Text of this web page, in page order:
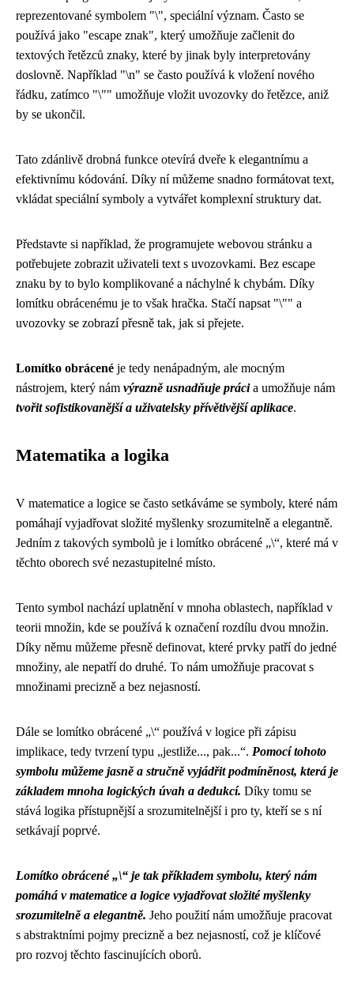
reprezentované symbolem "\", speciální význam. Často se
používá jako "escape znak", který umožňuje začlenit do
textových řetězců znaky, které by jinak byly interpretovány
doslovně. Například "\n" se často používá k vložení nového
řádku, zatímco "\"" umožňuje vložit uvozovky do řetězce, aniž
by se ukončil.
Tato zdánlivě drobná funkce otevírá dveře k elegantnímu a
efektivnímu kódování. Díky ní můžeme snadno formátovat text,
vkládat speciální symboly a vytvářet komplexní struktury dat.
Představte si například, že programujete webovou stránku a
potřebujete zobrazit uživateli text s uvozovkami. Bez escape
znaku by to bylo komplikované a náchylné k chybám. Díky
lomítku obrácenému je to však hračka. Stačí napsat "\"" a
uvozovky se zobrazí přesně tak, jak si přejete.
Lomítko obrácené je tedy nenápadným, ale mocným
nástrojem, který nám výrazně usnadňuje prácia umožňuje nám
tvořit sofistikovanější a uživatelsky přívětivější aplikace.
Matematika a logika
V matematice a logice se často setkáváme se symboly, které nám
pomáhají vyjadřovat složité myšlenky srozumitelně a elegantně.
Jedním z takových symbolů je i lomítko obrácené „\“, které má v
těchto oborech své nezastupitelné místo.
Tento symbol nachází uplatnění v mnoha oblastech, například v
teorii množin, kde se používá k označení rozdílu dvou množin.
Díky němu můžeme přesně definovat, které prvky patří do jedné
množiny, ale nepatří do druhé. To nám umožňuje pracovat s
množinami precizně a bez nejasností.
Dále se lomítko obrácené „\“ používá v logice při zápisu
implikace, tedy tvrzení typu „jestliže..., pak...“. Pomocí tohoto
symbolu můžeme jasně a stručně vyjádřit podmíněnost, která je
základem mnoha logických úvah a dedukcí. Díky tomu se
stává logika přístupnější a srozumitelnější i pro ty, kteří se s ní
setkávají poprvé.
Lomítko obrácené „\“ je tak příkladem symbolu, který nám
pomáhá v matematice a logice vyjadřovat složité myšlenky
srozumitelně a elegantně. Jeho použití nám umožňuje pracovat
s abstraktními pojmy precizně a bez nejasností, což je klíčové
pro rozvoj těchto fascinujících oborů.